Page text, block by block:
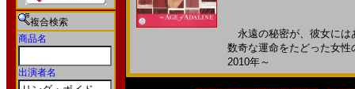
複合検索
商品名
出演者名
永遠の秘密が、彼女には
数奇な運命をたどった女
2010年～